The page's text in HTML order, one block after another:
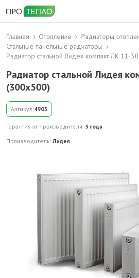
Главная Отопление
Радиаторы
Стальные панельные радиаторы
Радиатор стальной Лидея компакт ЛК 11-
Радиатор стальной Лидея
(300х500)
Артикул:4905
Гарантия от производителя: 3 года
Производитель: Лидея